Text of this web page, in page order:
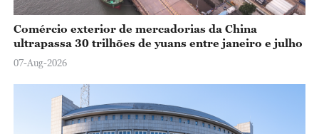
Comércio exterior de mercadorias da China
ultrapassa 30 trilhões de yuans entre janeiro e julho
07-Aug-2026